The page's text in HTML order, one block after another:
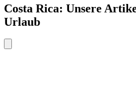
Costa Rica: Unsere
Urlaub